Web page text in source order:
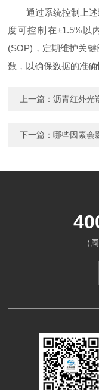
通过系统控制上述
度可控制在±1.5%以
(SOP)，定期维护关
数，以确保数据的准确
上一篇：沥青红外光
下一篇：哪些因素会
（